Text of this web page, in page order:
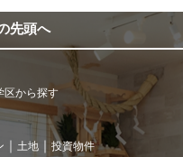
先頭へ
区から探す
土地 投資物件